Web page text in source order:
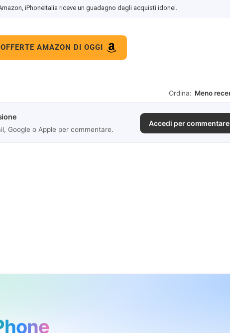
iPhoneItalia riceve un guadagno dagli acquisti idonei.
OFFERTE AMAZON DI OGGI
Ordina:
Google o Apple per commentare.
Accedi per commentare